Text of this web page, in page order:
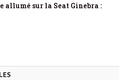
sur la Seat Ginebra :